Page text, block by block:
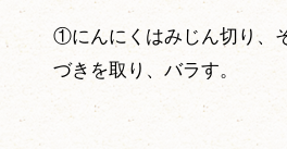
①にんにくはみじん切り、
づきを取り、バラす。